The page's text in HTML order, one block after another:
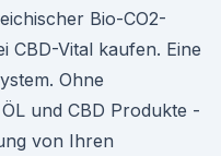
Bio-CO2-
CBD-Vital kaufen. Eine
Ohne
und CBD Produkte -
von Ihren